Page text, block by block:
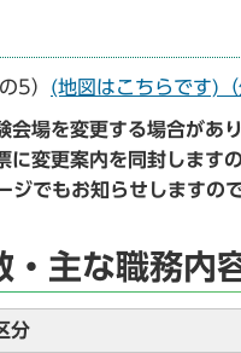
5） (地図はこちらです)（
場を変更する場合があり
変更案内を同封します
でもお知らせしますの
・主な職務内
分